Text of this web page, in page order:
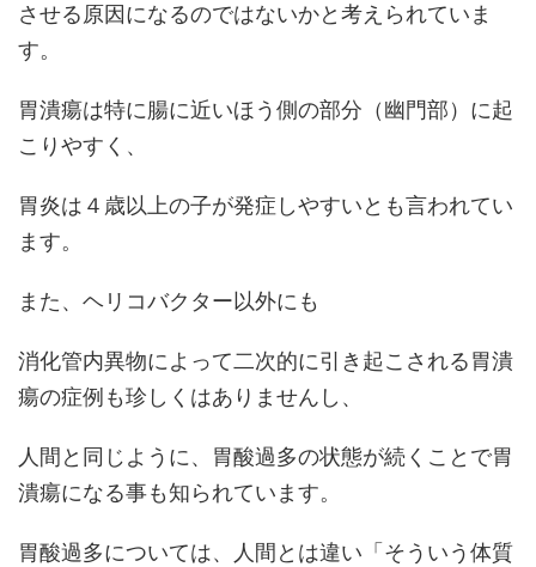
させる原因になるのではないかと考えられていま
す。
胃潰瘍は特に腸に近いほう側の部分（幽門部）に起
こりやすく、
胃炎は４歳以上の子が発症しやすいとも言われてい
ます。
また、ヘリコバクター以外にも
消化管内異物によって二次的に引き起こされる胃潰
瘍の症例も珍しくはありませんし、
人間と同じように、胃酸過多の状態が続くことで胃
潰瘍になる事も知られています。
胃酸過多については、人間とは違い「そういう体質